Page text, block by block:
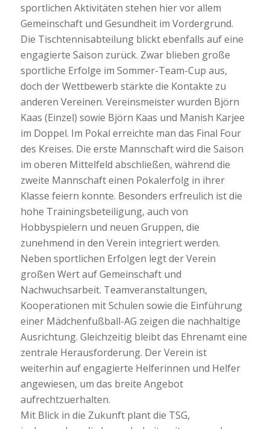
sportlichen Aktivitäten stehen hier vor allem
Gemeinschaft und Gesundheit im Vordergrund.
Die Tischtennisabteilung blickt ebenfalls auf eine
engagierte Saison zurück. Zwar blieben große
sportliche Erfolge im Sommer-Team-Cup aus,
doch der Wettbewerb stärkte die Kontakte zu
anderen Vereinen. Vereinsmeister wurden Björn
Kaas (Einzel) sowie Björn Kaas und Manish Karjee
im Doppel. Im Pokal erreichte man das Final Four
des Kreises. Die erste Mannschaft wird die Saison
im oberen Mittelfeld abschließen, während die
zweite Mannschaft einen Pokalerfolg in ihrer
Klasse feiern konnte. Besonders erfreulich ist die
hohe Trainingsbeteiligung, auch von
Hobbyspielern und neuen Gruppen, die
zunehmend in den Verein integriert werden.
Neben sportlichen Erfolgen legt der Verein
großen Wert auf Gemeinschaft und
Nachwuchsarbeit. Teamveranstaltungen,
Kooperationen mit Schulen sowie die Einführung
einer Mädchenfußball-AG zeigen die nachhaltige
Ausrichtung. Gleichzeitig bleibt das Ehrenamt eine
zentrale Herausforderung. Der Verein ist
weiterhin auf engagierte Helferinnen und Helfer
angewiesen, um das breite Angebot
aufrechtzuerhalten.
Mit Blick in die Zukunft plant die TSG,